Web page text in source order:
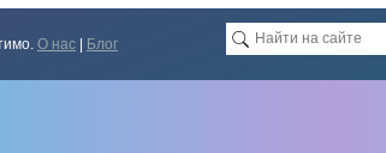
О нас Блог